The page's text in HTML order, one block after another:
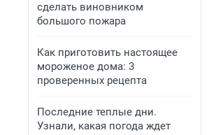
сделать виновником
большого пожара
Как приготовить настоящее
мороженое дома: 3
проверенных рецепта
Последние теплые дни.
Узнали, какая погода ждет